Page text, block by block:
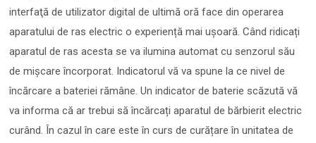
interfaţă de utilizator digital de ultimă oră face din operarea
aparatului de ras electric o experiență mai ușoară. Când ridicați
aparatul de ras acesta se va ilumina automat cu senzorul său
de mișcare încorporat. Indicatorul vă va spune la ce nivel de
încărcare a bateriei rămâne. Un indicator de baterie scăzută vă
va informa că ar trebui să încărcați aparatul de bărbierit electric
curând. În cazul în care este în curs de curățare în unitatea de